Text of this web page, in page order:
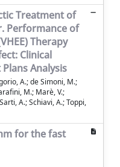
Treatment of
Performance of
Therapy
Clinical
Analysis
A.; de Simoni, M.;
M.; Marè, V.;
A.; Schiavi, A.; Toppi,
for the fast